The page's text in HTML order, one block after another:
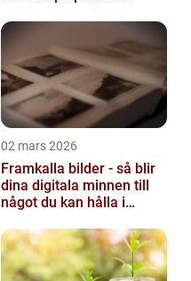
02 mars 2026
Framkalla bilder - så blir
dina digitala minnen till
något du kan hålla i